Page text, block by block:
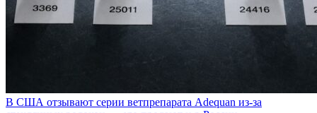
В США отзывают серии ветпрепарата Adequan из-за